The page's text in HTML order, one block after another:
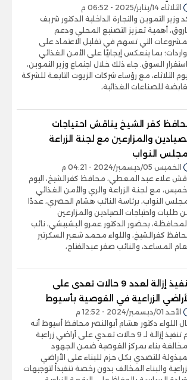
الثلاثاء 14/يناير/2025 - 06:52 م
وزير التموين والتجارة الداخلية الدكتور شريف
أهمية تعزيز التصنيع المحلي ودعم
التي تسهم في تقليل الاعتماد على
بما ينعكس إيجابيًا على الأمن الغذائي
السوق. جاء ذلك خلال اجتماع وزير التموين،
الثلاثاء، مع رؤساء شركات الزيوت التابعة للشركة
للصناعات الغذائية،
كفر الشيخ يناقش احتياجات
والمزارعين مع لجنة الزراعة
النواب
الخميس 05/ديسمبر/2024 - 04:21 م
علاء عبد المعطي، محافظ كفرالشيخ، اليوم
مع لجنة الزراعة والري والأمن الغذائي
النواب، برئاسة النائب هشام الحصري، عددًا
طلبات واحتياجات الصيادين والمزارعين
بحضور الدكتور عمرو البشبيشي، نائب
كفرالشيخ، واللواء محمد شعير السكرتير
المساعد، والنائب صقر عبدالفتاح،
تنفيذ إزالة لعدد 9 حالات تعدى على
الزراعية في القوصية بأسيوط
الأحد 01/ديسمبر/2024 - 12:52 م
اللواء دكتور هشام أبوالنصر محافظ أسيوط أنه
تم تنفيذ إزالة لـ 9 حالات تعدي على أراضي زراعية
بناء بمركز القوصية ضمن الجهود
للتصدي بكل حزم للبناء على الأراضي
والبناء المخالف بدون رخصة تنفيذاً لتوجيهات